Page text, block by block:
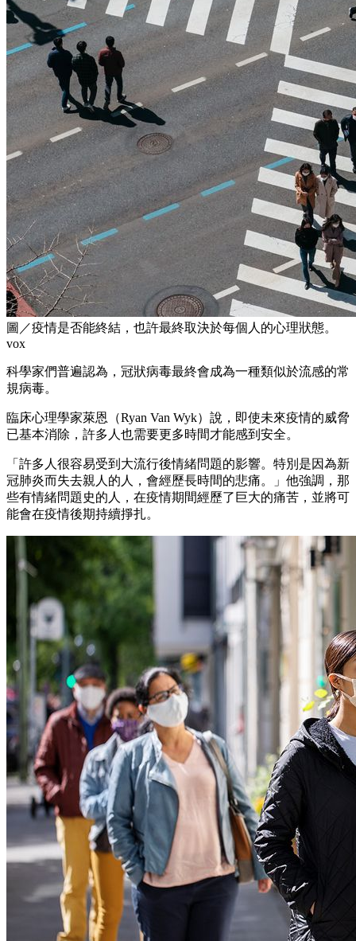
圖／疫情是否能終結，也許最終取決於每個人的心理狀態。
vox
科學家們普遍認為，冠狀病毒最終會成為一種類似於流感的常
規病毒。
臨床心理學家萊恩（Ryan Van Wyk）說，即使未來疫情的威脅
已基本消除，許多人也需要更多時間才能感到安全。
「許多人很容易受到大流行後情緒問題的影響。特別是因為新
冠肺炎而失去親人的人，會經歷長時間的悲痛。」他強調，那
些有情緒問題史的人，在疫情期間經歷了巨大的痛苦，並將可
能會在疫情後期持續掙扎。